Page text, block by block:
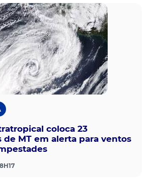
coloca 23
MT em alerta para ventos